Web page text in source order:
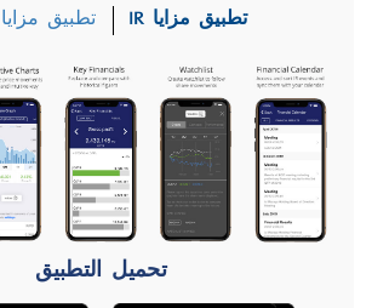
تطبيق مزايا IR تطبيق مزايا CRM
تحميل التطبيق